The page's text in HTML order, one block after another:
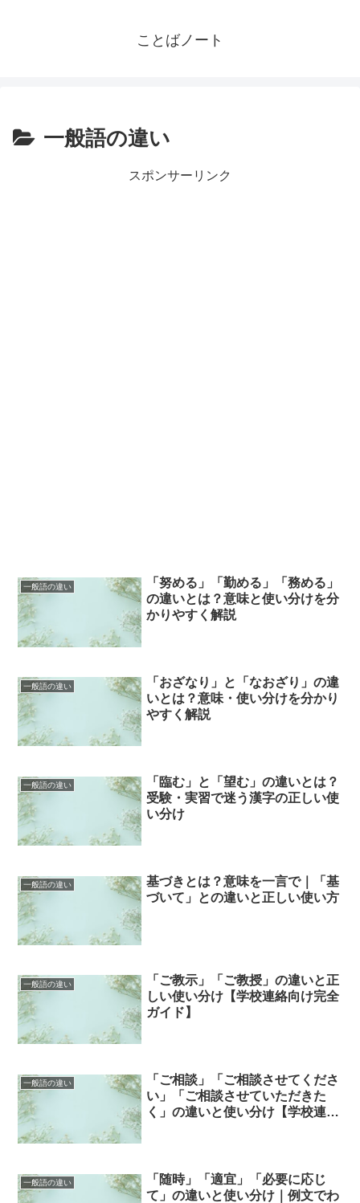
ことばノート
一般語の違い
スポンサーリンク
一般語の違い
「努める」「勤める」「務める」
の違いとは？意味と使い分けを分
かりやすく解説
一般語の違い
「おざなり」と「なおざり」の違
いとは？意味・使い分けを分かり
やすく解説
一般語の違い
「臨む」と「望む」の違いとは？
受験・実習で迷う漢字の正しい使
い分け
一般語の違い
基づきとは？意味を一言で｜「基
づいて」との違いと正しい使い方
一般語の違い
「ご教示」「ご教授」の違いと正
しい使い分け【学校連絡向け完全
ガイド】
一般語の違い
「ご相談」「ご相談させてくださ
い」「ご相談させていただきた
く」の違いと使い分け【学校連絡
一般語の違い
「随時」「適宜」「必要に応じ
て」の違いと使い分け｜例文でわ